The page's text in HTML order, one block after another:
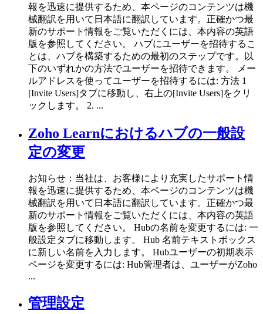
報を迅速に提供するため、本ページのコンテンツは機
械翻訳を用いて日本語に翻訳しています。正確かつ最
新のサポート情報をご覧いただくには、本内容の英語
版を参照してください。 ハブにユーザーを招待するこ
とは、ハブを構築するための最初のステップです。以
下のいずれかの方法でユーザーを招待できます。 メー
ルアドレスを使ってユーザーを招待するには: 方法 1
[Invite Users]タブに移動し、右上の[Invite Users]をクリ
ックします。 2. ...
Zoho Learnにおけるハブの一般設
定の変更
お知らせ：当社は、お客様により充実したサポート情
報を迅速に提供するため、本ページのコンテンツは機
械翻訳を用いて日本語に翻訳しています。正確かつ最
新のサポート情報をご覧いただくには、本内容の英語
版を参照してください。 Hubの名前を変更するには: 一
般設定タブに移動します。 Hub 名前テキストボックス
に新しい名前を入力します。 Hubユーザーの初期表示
ページを変更するには: Hub管理者は、ユーザーがZoho
...
管理設定